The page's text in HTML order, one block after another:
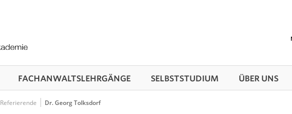
FACHANWALTS­LEHRGÄNGE SELBSTSTUDIUM ÜBER UNS
Referierende Dr. Georg Tolksdorf